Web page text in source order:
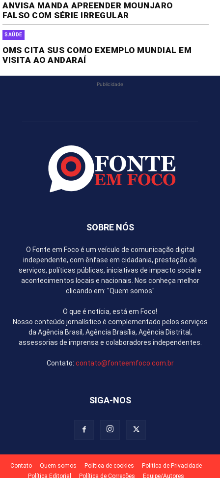
ANVISA MANDA APREENDER MOUNJARO
FALSO COM SÉRIE IRREGULAR
SAÚDE
OMS CITA SUS COMO EXEMPLO MUNDIAL EM
VISITA AO ANDARAÍ
Publicidade
SOBRE NÓS
O Fonte em Foco é um veículo de comunicação digital
independente, com ênfase em cidadania, prestação de
serviços, políticas públicas, iniciativas de impacto social e
acontecimentos locais e nacionais. Nos conheça melhor
clicando em: "Quem somos"
O que é notícia, está em Foco!
Nosso conteúdo jornalístico é complementado pelos serviços
da Agência Brasil, Agência Brasília, Agência Distrital,
assessorias de imprensa e colaboradores independentes.
Contato: contato@fonteemfoco.com.br
SIGA-NOS
Contato Quem somos Política de cookies
Política de Privacidade
Política Editorial
Política de Correções Equipe/Autores